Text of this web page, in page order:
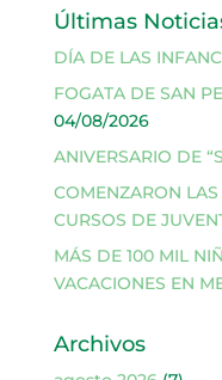
Últimas
DÍA DE LAS
FOGATA DE SAN
04/08/2026
ANIVERSARIO DE
COMENZARON
CURSOS DE
MÁS DE 100 MIL
VACACIONES EN
Archivos